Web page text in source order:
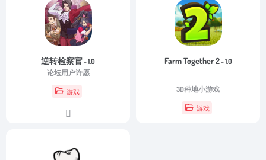
逆转检察官- 1.0
论坛用户许愿
游戏
Farm Together 2- 1.0
3D种地小游戏
游戏